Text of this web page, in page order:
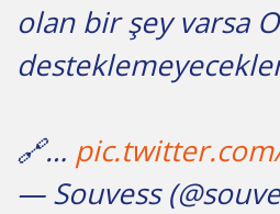
olan bir şey varsa
🔗…
— Souvess